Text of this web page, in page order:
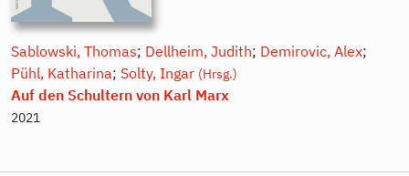
Sablowski, Thomas; Dellheim, Judith; Demirovic, Alex;
Pühl, Katharina; Solty, Ingar (Hrsg.)
Auf den Schultern von Karl Marx
2021